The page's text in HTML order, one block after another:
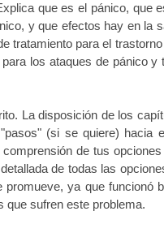
que es el pánico, que
y que efectos hay en la
tratamiento para el
los ataques de pánico
La disposición de los
(si se quiere) hacia
de tus
de todas las
ya que funcionó
que sufren este problema.